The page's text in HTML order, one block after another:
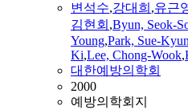
변석수,강대희 ,유근
김현회 ,Byun, Seok-
Young,Park, Sue-
Ki,Lee, Chong-Wook,
대한예방의학회
2000
예방의학회지